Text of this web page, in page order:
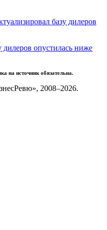
базу дилеров
дилеров опустилась ниже
на источник обязательна.
2008–2026.